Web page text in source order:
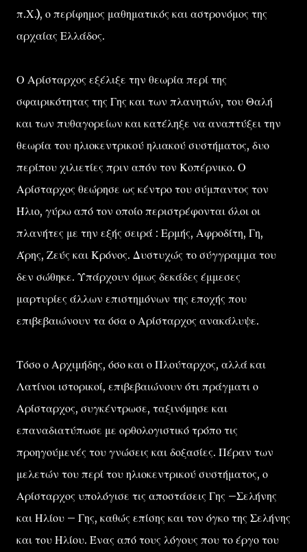
π.Χ.), ο περίφημος μαθηματικός και αστρονόμος της
αρχαίας Ελλάδος.
Ο Αρίσταρχος εξέλιξε την θεωρία περί της
σφαιρικότητας της Γης και των πλανητών, του Θαλή
και των πυθαγορείων και κατέληξε να αναπτύξει την
θεωρία του ηλιοκεντρικού ηλιακού συστήματος, δυο
περίπου χιλιετίες πριν απόν τον Κοπέρνικο. Ο
Αρίσταρχος θεώρησε ως κέντρο του σύμπαντος τον
Ήλιο, γύρω από τον οποίο περιστρέφονται όλοι οι
πλανήτες με την εξής σειρά : Ερμής, Αφροδίτη, Γη,
Άρης, Ζεύς και Κρόνος. Δυστυχώς το σύγγραμμα του
δεν σώθηκε. Υπάρχουν όμως δεκάδες έμμεσες
μαρτυρίες άλλων επιστημόνων της εποχής που
επιβεβαιώνουν τα όσα ο Αρίσταρχος ανακάλυψε.
Τόσο ο Αρχιμήδης, όσο και ο Πλούταρχος, αλλά και
Λατίνοι ιστορικοί, επιβεβαιώνουν ότι πράγματι ο
Αρίσταρχος, συγκέντρωσε, ταξινόμησε και
επαναδιατύπωσε με ορθολογιστικό τρόπο τις
προηγούμενές του γνώσεις και δοξασίες. Πέραν των
μελετών του περί του ηλιοκεντρικού συστήματος, ο
Αρίσταρχος υπολόγισε τις αποστάσεις Γης –Σελήνης
και Ηλίου – Γης, καθώς επίσης και τον όγκο της Σελήνης
και του Ηλίου. Ένας από τους λόγους που το έργο του